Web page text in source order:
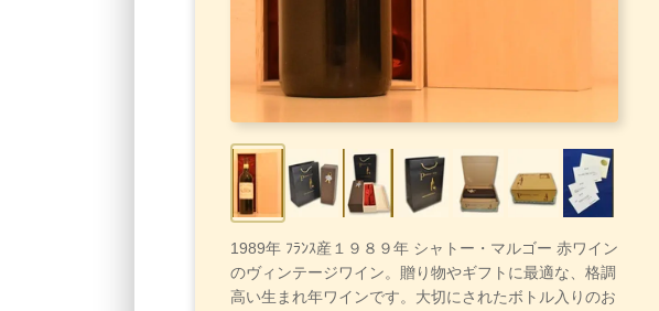
1989年 ﾌﾗﾝｽ産１９８９年 シャトー・マルゴー 赤ワイン
のヴィンテージワイン。贈り物やギフトに最適な、格調
高い生まれ年ワインです。大切にされたボトル入りのお